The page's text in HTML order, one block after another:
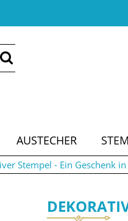
AUSTECHER
Stempel - Ein Geschenk